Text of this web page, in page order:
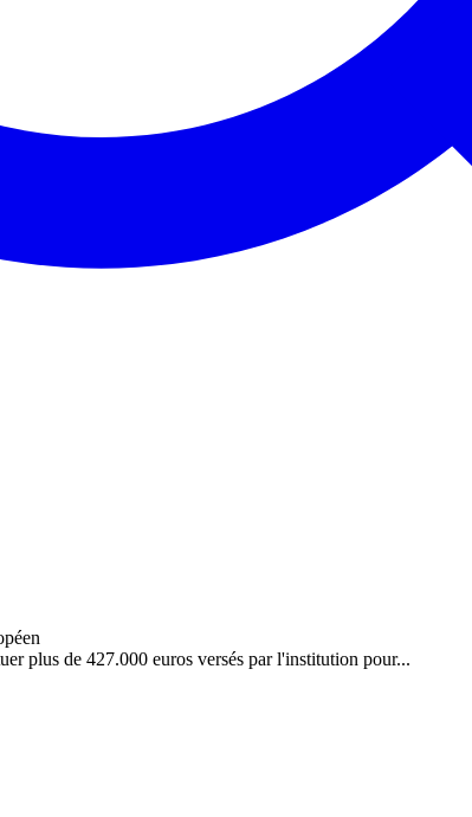
plus de 427.000 euros versés par l'institution pour...